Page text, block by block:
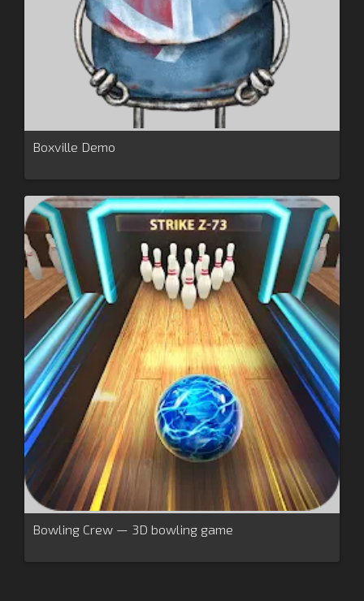
Boxville Demo
Bowling Crew — 3D bowling game